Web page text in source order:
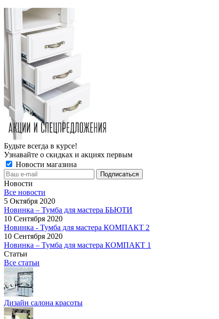
Будьте всегда в курсе!
Узнавайте о скидках и акциях первым
Новости магазина
Новости
Все новости
5 Октября 2020
Новинка – Тумба для мастера БЬЮТИ
10 Сентября 2020
Новинка - Тумба для мастера КОМПАКТ 2
10 Сентября 2020
Новинка – Тумба для мастера КОМПАКТ 1
Статьи
Все статьи
Дизайн салона красоты